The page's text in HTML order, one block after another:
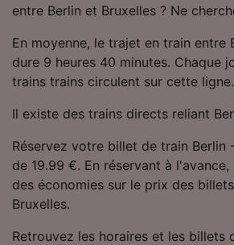
entre Berlin et Bruxelles ? Ne
En moyenne, le trajet en train entre
dure 9 heures 40 minutes. Chaque
trains trains circulent sur cette ligne.
Il existe des trains directs reliant
Réservez votre billet de train Berlin
de 19.99 €. En réservant à
des économies sur le prix des
Bruxelles.
Retrouvez les horaires et les billets
Utiliser des données de
caractéristiques de l’appareil
l’identification. Stocker et/ou
informations sur un appareil.
contenu personnalisés, mesure
performance des publicités et
services.
Liste de nos partenaires